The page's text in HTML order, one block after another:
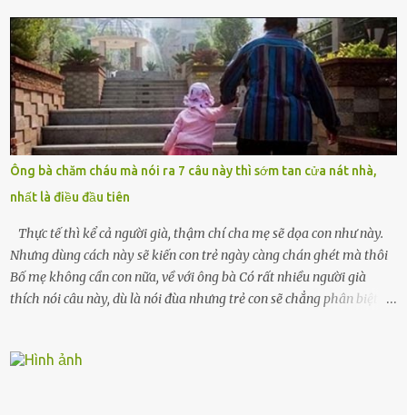
cưới cô để có con. Không phải để nuôi một cái thân bất tài chỉ biết
khóc lóc,” anh ta gằn giọng, đẩy mạnh cánh cửa trước mặt tôi.
Tiếng cánh cửa đóng lại, vang lên như một bản án lạnh lùng. Tôi
đứng chết lặng giữa cơn mưa, không biết đi đâu, về đâu. Bố mẹ tôi
mất sớm. Tôi chẳng có anh chị em. Họ hàng cũng thưa thớt, chẳng
ai thân thiết đến mức có thể mở lòng cho tôi tá túc. Bạn bè? Ai cũng
bận rộn với gia đình riêng của họ. Tôi đã từng đặt cược cả thanh
xuân vào người chồng ấy – và giờ, tôi chỉ còn lại chính mình. Tôi lên
chiếc xe buýt cuối ngày, trốn chạy khỏi thành phố và nỗi đau. Tôi v...
Ông bà chăm cháu mà nói ra 7 câu này thì sớm tan cửa nát nhà,
nhất là điều đầu tiên
Thực tế thì kể cả người già, thậm chí cha mẹ sẽ dọa con như này.
Nhưng dùng cách này sẽ kiến con trẻ ngày càng chán ghét mà thôi
Bố mẹ không cần con nữa, về với ông bà Có rất nhiều người già
thích nói câu này, dù là nói đùa nhưng trẻ con sẽ chẳng phân biệt
khuyên nhủ con thật cẩn thận. Nếu cháu không nghe lời, cảnh sát